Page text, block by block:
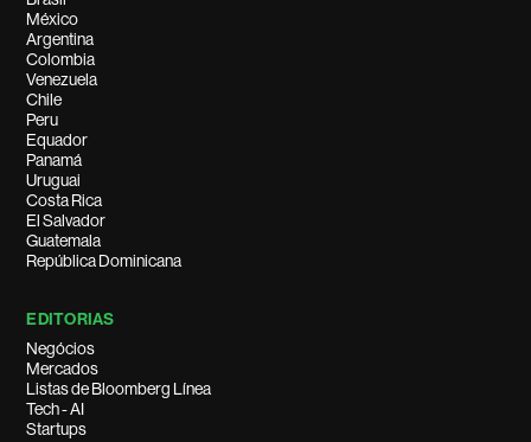
México
Argentina
Colombia
Venezuela
Chile
Peru
Equador
Panamá
Uruguai
Costa Rica
El Salvador
Guatemala
República Dominicana
EDITORIAS
Negócios
Mercados
Listas de Bloomberg Línea
Tech - AI
Startups